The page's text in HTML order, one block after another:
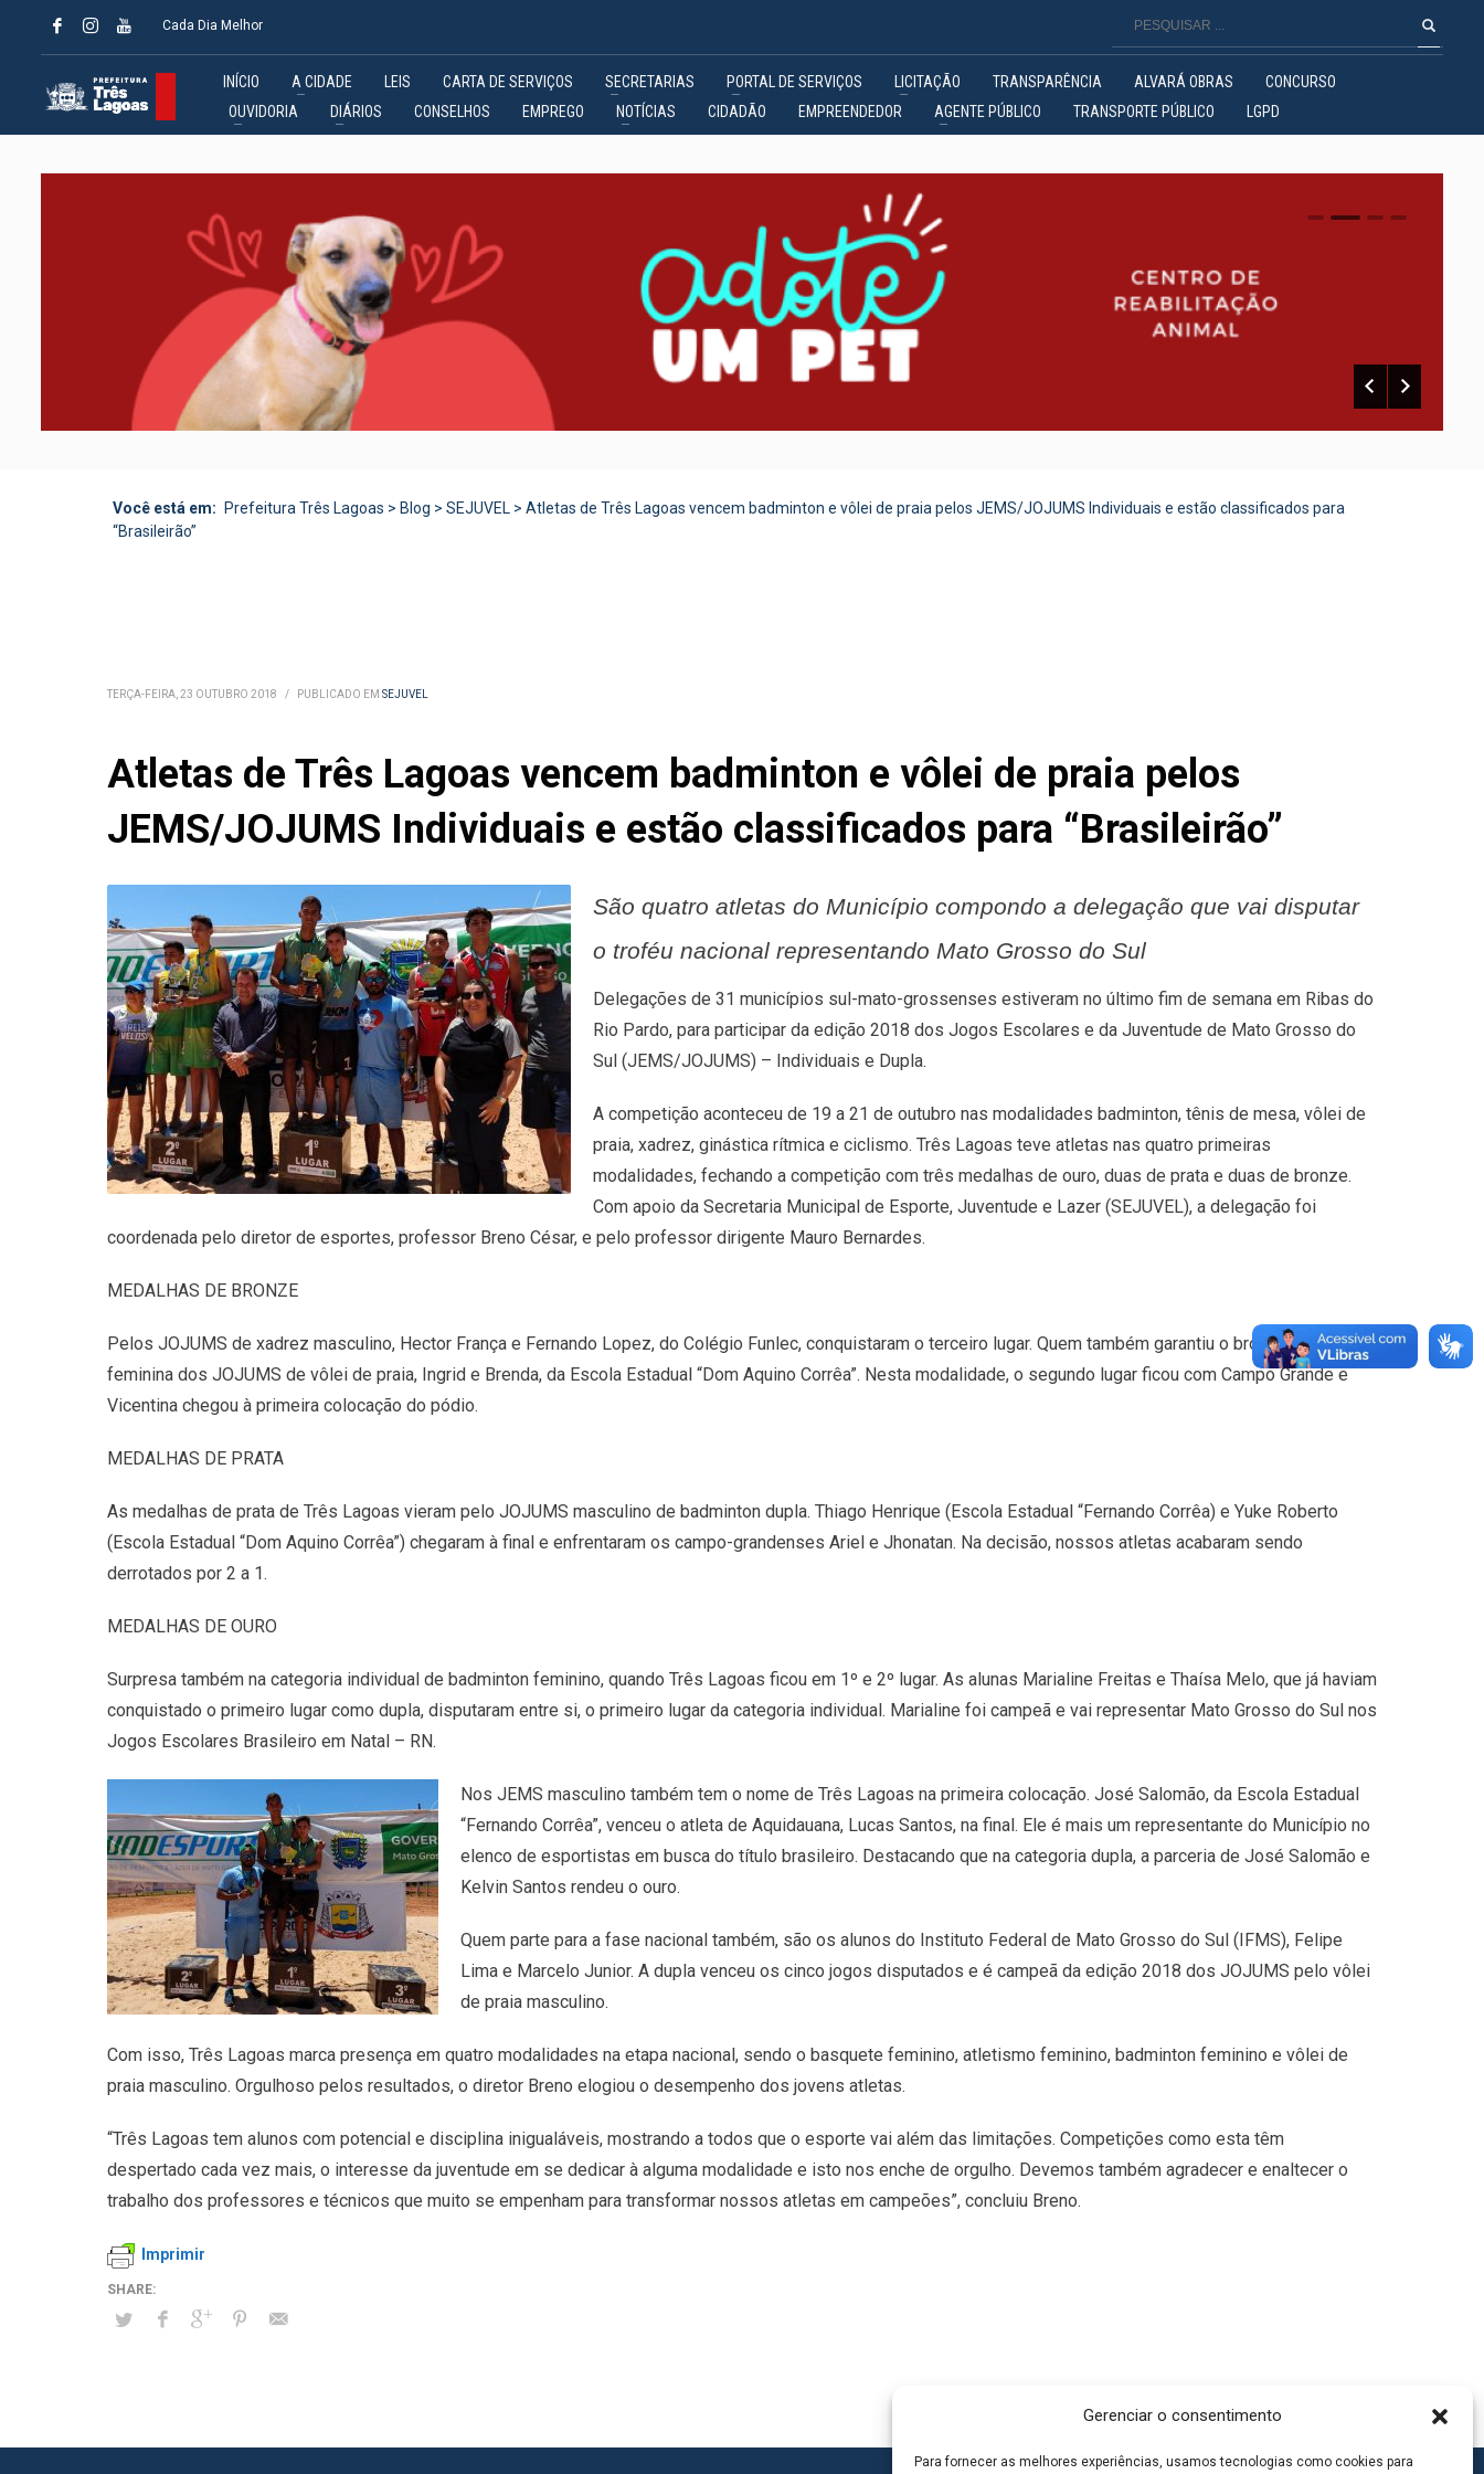
Gerenciar o consentimento
Para fornecer as melhores experiências, usamos tecnologias como cookies para
Cada Dia Melhor
INÍCIO A CIDADE LEIS CARTA DE SERVIÇOS SECRETARIAS PORTAL DE SERVIÇOS LICITAÇÃO TRANSPARÊNCIA ALVARÁ OBRAS
CONCURSO
OUVIDORIA
DIÁRIOS CONSELHOS EMPREGO NOTÍCIAS CIDADÃO EMPREENDEDOR AGENTE PÚBLICO TRANSPORTE PÚBLICO LGPD
0 1 2
Você está em: Prefeitura Três Lagoas > Blog > SEJUVEL > Atletas de Três Lagoas vencem badminton e vôlei de praia pelos JEMS/JOJUMS Individuais e estão classificados para
“Brasileirão”
TERÇA-FEIRA, 23 OUTUBRO 2018 / PUBLICADO EM SEJUVEL
Atletas de Três Lagoas vencem badminton e vôlei de praia pelos
JEMS/JOJUMS Individuais e estão classificados para “Brasileirão”
São quatro atletas do Município compondo a delegação que vai disputar
o troféu nacional representando Mato Grosso do Sul
Delegações de 31 municípios sul-mato-grossenses estiveram no último fim de semana em Ribas do
Rio Pardo, para participar da edição 2018 dos Jogos Escolares e da Juventude de Mato Grosso do
Sul (JEMS/JOJUMS) – Individuais e Dupla.
A competição aconteceu de 19 a 21 de outubro nas modalidades badminton, tênis de mesa, vôlei de
praia, xadrez, ginástica rítmica e ciclismo. Três Lagoas teve atletas nas quatro primeiras
modalidades, fechando a competição com três medalhas de ouro, duas de prata e duas de bronze.
Com apoio da Secretaria Municipal de Esporte, Juventude e Lazer (SEJUVEL), a delegação foi
coordenada pelo diretor de esportes, professor Breno César, e pelo professor dirigente Mauro Bernardes.
MEDALHAS DE BRONZE
Pelos JOJUMS de xadrez masculino, Hector França e Fernando Lopez, do Colégio Funlec, conquistaram o terceiro lugar. Quem também garantiu o bronze, foi a dupla
feminina dos JOJUMS de vôlei de praia, Ingrid e Brenda, da Escola Estadual “Dom Aquino Corrêa”. Nesta modalidade, o segundo lugar ficou com Campo Grande e
Vicentina chegou à primeira colocação do pódio.
MEDALHAS DE PRATA
As medalhas de prata de Três Lagoas vieram pelo JOJUMS masculino de badminton dupla. Thiago Henrique (Escola Estadual “Fernando Corrêa) e Yuke Roberto
(Escola Estadual “Dom Aquino Corrêa”) chegaram à final e enfrentaram os campo-grandenses Ariel e Jhonatan. Na decisão, nossos atletas acabaram sendo
derrotados por 2 a 1.
MEDALHAS DE OURO
Surpresa também na categoria individual de badminton feminino, quando Três Lagoas ficou em 1º e 2º lugar. As alunas Marialine Freitas e Thaísa Melo, que já haviam
conquistado o primeiro lugar como dupla, disputaram entre si, o primeiro lugar da categoria individual. Marialine foi campeã e vai representar Mato Grosso do Sul nos
Jogos Escolares Brasileiro em Natal – RN.
Nos JEMS masculino também tem o nome de Três Lagoas na primeira colocação. José Salomão, da Escola Estadual
“Fernando Corrêa”, venceu o atleta de Aquidauana, Lucas Santos, na final. Ele é mais um representante do Município no
elenco de esportistas em busca do título brasileiro. Destacando que na categoria dupla, a parceria de José Salomão e
Kelvin Santos rendeu o ouro.
Quem parte para a fase nacional também, são os alunos do Instituto Federal de Mato Grosso do Sul (IFMS), Felipe
Lima e Marcelo Junior. A dupla venceu os cinco jogos disputados e é campeã da edição 2018 dos JOJUMS pelo vôlei
de praia masculino.
Com isso, Três Lagoas marca presença em quatro modalidades na etapa nacional, sendo o basquete feminino, atletismo feminino, badminton feminino e vôlei de
praia masculino. Orgulhoso pelos resultados, o diretor Breno elogiou o desempenho dos jovens atletas.
“Três Lagoas tem alunos com potencial e disciplina inigualáveis, mostrando a todos que o esporte vai além das limitações. Competições como esta têm
despertado cada vez mais, o interesse da juventude em se dedicar à alguma modalidade e isto nos enche de orgulho. Devemos também agradecer e enaltecer o
trabalho dos professores e técnicos que muito se empenham para transformar nossos atletas em campeões”, concluiu Breno.
Imprimir